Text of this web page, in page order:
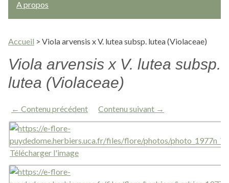
A propos
Accueil > Viola arvensis x V. lutea subsp. lutea (Violaceae)
Viola arvensis x V. lutea subsp.
lutea (Violaceae)
← Contenu précédent Contenu suivant →
Télécharger l'image